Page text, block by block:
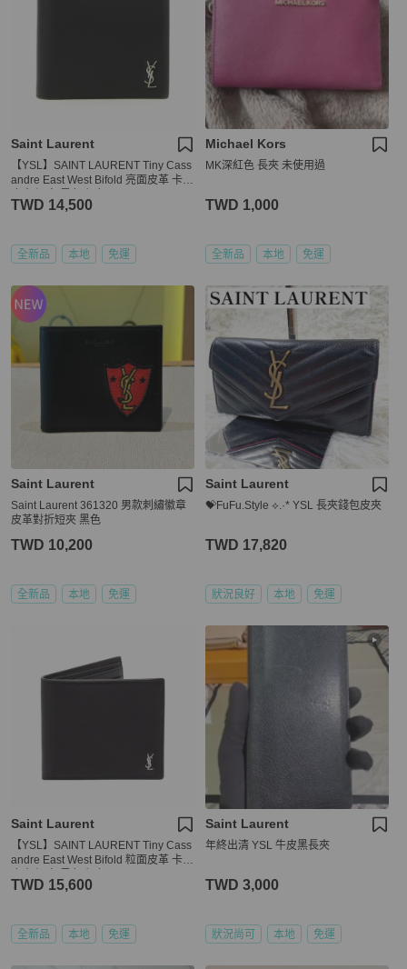
Saint Laurent
【YSL】SAINT LAURENT Tiny Cass
andre East West Bifold 亮面皮革 卡夾
TWD 14,500
全新品 本地 免運
Michael Kors
MK深紅色 長夾 未使用過
TWD 1,000
全新品 本地 免運
Saint Laurent
Saint Laurent 361320 男款刺繡徽章
皮革對折短夾 黑色
TWD 10,200
全新品 本地 免運
Saint Laurent
💝FuFu.Style ⟡.·* YSL 長夾錢包皮夾
TWD 17,820
狀況良好 本地 免運
Saint Laurent
【YSL】SAINT LAURENT Tiny Cass
andre East West Bifold 粒面皮革 卡夾
TWD 15,600
全新品 本地 免運
Saint Laurent
年終出清 YSL 牛皮黑長夾
TWD 3,000
狀況尚可 本地 免運